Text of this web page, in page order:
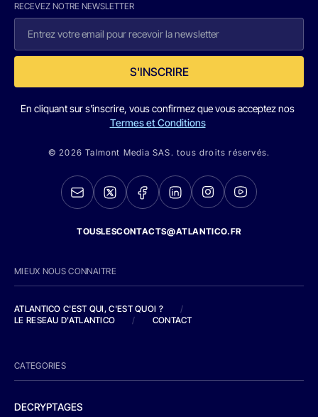
RECEVEZ NOTRE NEWSLETTER
S'INSCRIRE
En cliquant sur s'inscrire, vous confirmez que vous acceptez nos
Termes et Conditions
© 2026 Talmont Media SAS. tous droits réservés.
TOUSLESCONTACTS@ATLANTICO.FR
MIEUX NOUS CONNAITRE
ATLANTICO C'EST QUI, C'EST QUOI ?
/
LE RESEAU D'ATLANTICO
/ CONTACT
CATEGORIES
DECRYPTAGES